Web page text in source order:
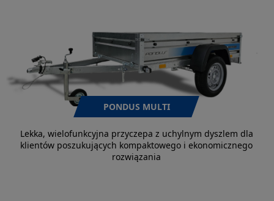
PONDUS MULTI
Lekka, wielofunkcyjna przyczepa z uchylnym dyszlem dla
klientów poszukujących kompaktowego i ekonomicznego
rozwiązania